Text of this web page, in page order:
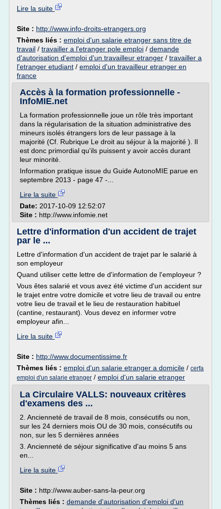
Lire la suite
Site : http://www.info-droits-etrangers.org
Thèmes liés : emploi d'un salarie etranger sans titre de
travail / travailler a l'etranger pole emploi / demande
d'autorisation d'emploi d'un travailleur etranger / travailler a
l'etranger etudiant / emploi d'un travailleur etranger en
france
Accès à la formation professionnelle -
InfoMIE.net
La formation professionnelle joue un rôle très important
dans la régularisation de la situation administrative des
mineurs isolés étrangers lors de leur passage à la
majorité (Cf. Rubrique Le droit au séjour à la majorité ). Il
est donc primordial qu'ils puissent y avoir accès durant
leur minorité.
Information pratique issue du Guide AutonoMIE parue en
septembre 2013 - page 47 -...
Lire la suite
Date: 2017-10-09 12:52:07
Site : http://www.infomie.net
Lettre d'information d'un accident de trajet
par le ...
Lettre d'information d'un accident de trajet par le salarié à
son employeur
Quand utiliser cette lettre de d'information de l'employeur ?
Vous êtes salarié et vous avez été victime d'un accident sur
le trajet entre votre domicile et votre lieu de travail ou entre
votre lieu de travail et le lieu de restauration habituel
(cantine, restaurant). Vous devez en informer votre
employeur afin...
Lire la suite
Site : http://www.documentissime.fr
Thèmes liés : emploi d'un salarie etranger a domicile / cerfa
emploi d'un salarie etranger / emploi d'un salarie etranger
La Circulaire VALLS: nouveaux critères
d'examens des ...
2. Ancienneté de travail de 8 mois, consécutifs ou non,
sur les 24 derniers mois OU de 30 mois, consécutifs ou
non, sur les 5 dernières années
3. Ancienneté de séjour significative d'au moins 5 ans
en...
Lire la suite
Site : http://www.auber-sans-la-peur.org
Thèmes liés : demande d'autorisation d'emploi d'un